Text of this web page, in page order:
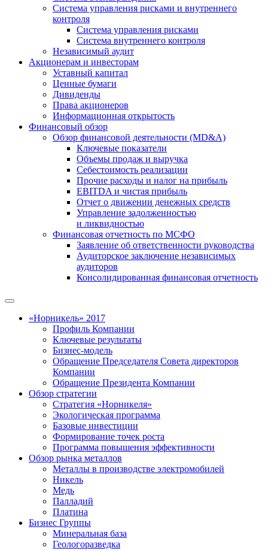
Система управления рисками и внутреннего
контроля
Система управления рисками
Система внутреннего контроля
Независимый аудит
Акционерам и инвесторам
Уставный капитал
Ценные бумаги
Дивиденды
Права акционеров
Информационная открытость
Финансовый обзор
Обзор финансовой деятельности (MD&A)
Ключевые показатели
Объемы продаж и выручка
Себестоимость реализации
Прочие расходы и налог на прибыль
EBITDA и чистая прибыль
Отчет о движении денежных средств
Управление задолженностью
и ликвидностью
Финансовая отчетность по МСФО
Заявление об ответственности руководства
Аудиторское заключение независимых
аудиторов
Консолидированная финансовая отчетность
«Норникель» 2017
Профиль Компании
Ключевые результаты
Бизнес-модель
Обращение Председателя Совета директоров
Компании
Обращение Президента Компании
Обзор стратегии
Стратегия «Норникеля»
Экологическая программа
Базовые инвестиции
Формирование точек роста
Программа повышения эффективности
Обзор рынка металлов
Металлы в производстве электромобилей
Никель
Медь
Палладий
Платина
Бизнес Группы
Минеральная база
Геологоразведка